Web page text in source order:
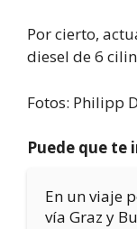
Por cierto,
diesel de 6
Fotos: Philipp
Puede que te
En un viaje
vía Graz y